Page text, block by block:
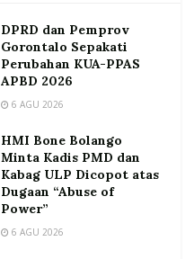
DPRD dan Pemprov
Gorontalo Sepakati
Perubahan KUA-PPAS
APBD 2026
6 AGU 2026
HMI Bone Bolango
Minta Kadis PMD dan
Kabag ULP Dicopot atas
Dugaan “Abuse of
Power”
6 AGU 2026